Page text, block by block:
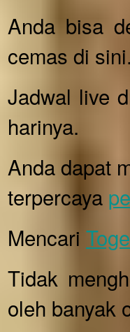
Anda bisa
cemas di sini.
Jadwal live
harinya.
Anda dapat
terpercaya
Mencari
Tidak
oleh banyak